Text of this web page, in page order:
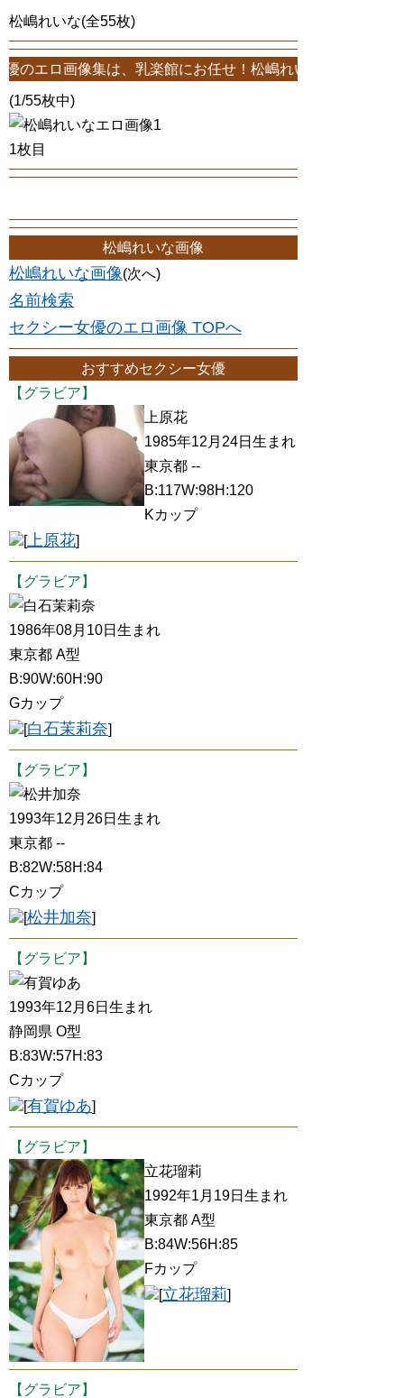
松嶋れいな(全55枚)
像集は、乳楽館にお任せ！松嶋れいなエロ画像が55枚！
(1/55枚中)
1枚目
松嶋れいな画像
松嶋れいな画像(次へ)
名前検索
セクシー女優のエロ画像 TOPへ
おすすめセクシー女優
【グラビア】
上原花
1985年12月24日生まれ
東京都 --
B:117W:98H:120
Kカップ
[上原花]
【グラビア】
白石茉莉奈
1986年08月10日生まれ
東京都 A型
B:90W:60H:90
Gカップ
[白石茉莉奈]
【グラビア】
松井加奈
1993年12月26日生まれ
東京都 --
B:82W:58H:84
Cカップ
[松井加奈]
【グラビア】
有賀ゆあ
1993年12月6日生まれ
静岡県 O型
B:83W:57H:83
Cカップ
[有賀ゆあ]
【グラビア】
立花瑠莉
1992年1月19日生まれ
東京都 A型
B:84W:56H:85
Fカップ
[立花瑠莉]
【グラビア】